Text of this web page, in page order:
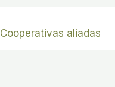
Cooperativas aliadas